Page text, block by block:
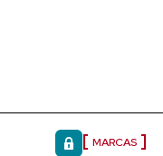
MARCAS